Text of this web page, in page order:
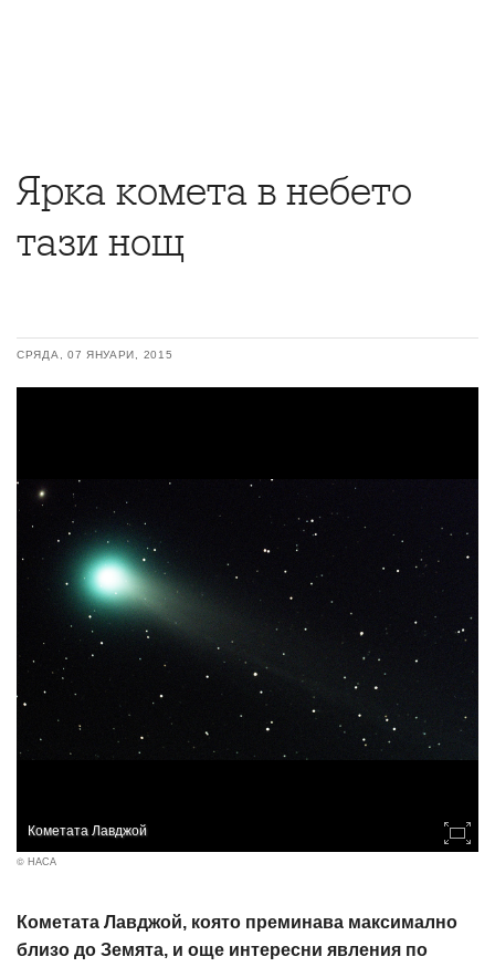
Ярка комета в небето
тази нощ
СРЯДА, 07 ЯНУАРИ, 2015
Кометата Лавджой
© НАСА
Кометата Лавджой, която преминава максимално
близо до Земята, и още интересни явления по